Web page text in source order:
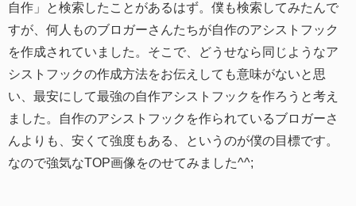
自作」と検索したことがあるはず。僕も検索してみたんで
すが、何人ものブロガーさんたちが自作のアシストフック
を作成されていました。そこで、どうせなら同じようなア
シストフックの作成方法をお伝えしても意味がないと思
い、最安にして最強の自作アシストフックを作ろうと考え
ました。自作のアシストフックを作られているブロガーさ
んよりも、安くて強度もある、というのが僕の目標です。
なので強気なTOP画像をのせてみました^^;